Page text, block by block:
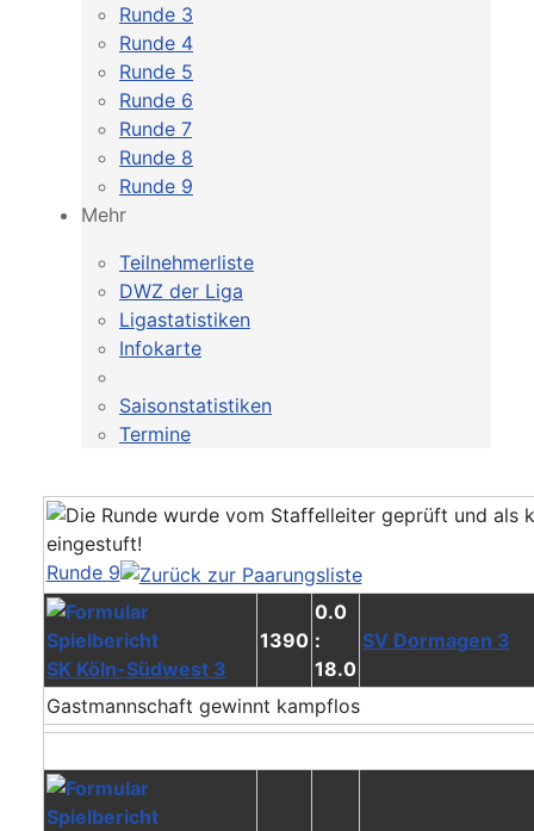
Runde 3
Runde 4
Runde 5
Runde 6
Runde 7
Runde 8
Runde 9
Mehr
Teilnehmerliste
DWZ der Liga
Ligastatistiken
Infokarte
Saisonstatistiken
Termine
Runde 9
SK Köln-Südwest 3
1390
0.0
:
18.0
SV Dormagen 3
Gastmannschaft gewinnt kampflos